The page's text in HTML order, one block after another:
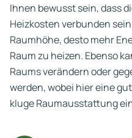
Ihnen bewusst sein, dass
Heizkosten verbunden
Raumhöhe, desto mehr
Raum zu heizen. Ebenso
Raums verändern oder
werden, wobei hier eine
kluge Raumausstattung